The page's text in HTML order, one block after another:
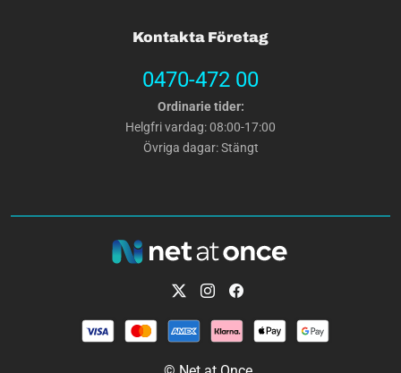
Kontakta Företag
0470-472 00
Ordinarie tider:
Helgfri vardag: 08:00-17:00
Övriga dagar: Stängt